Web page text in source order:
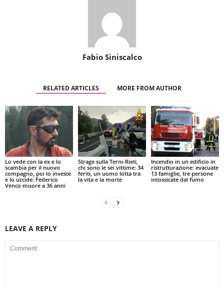
Fabio Siniscalco
RELATED ARTICLES MORE FROM AUTHOR
Lo vede con la ex e lo
scambia per il nuovo
compagno, poi lo investe
e lo uccide: Federico
Venco muore a 36 anni
Strage sulla Terni-Rieti,
chi sono le sei vittime: 34
feriti, un uomo lotta tra
la vita e la morte
Incendio in un edificio in
ristrutturazione: evacuate
13 famiglie, tre persone
intossicate dal fumo
LEAVE A REPLY